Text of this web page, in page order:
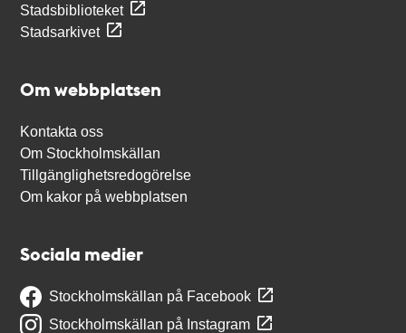
Stadsbiblioteket
Stadsarkivet
Om webbplatsen
Kontakta oss
Om Stockholmskällan
Tillgänglighetsredogörelse
Om kakor på webbplatsen
Sociala medier
Stockholmskällan på Facebook
Stockholmskällan på Instagram